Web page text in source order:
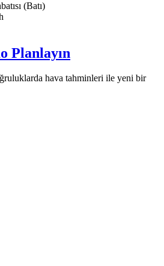
(Batı)
Planlayın
hava tahminleri ile yeni bir